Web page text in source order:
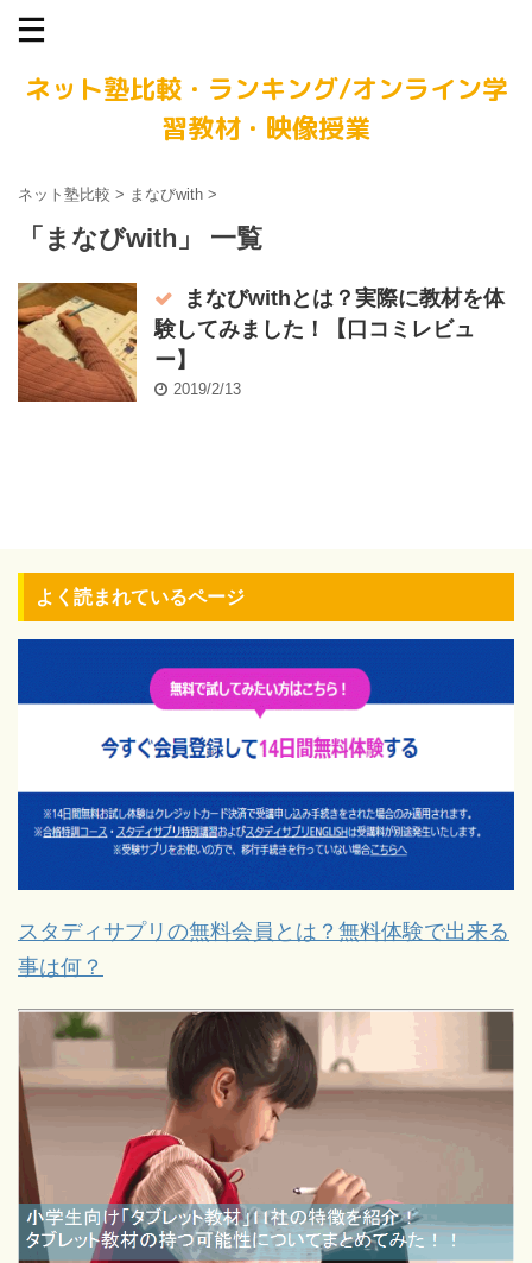
ネット塾比較・ランキング/オンライン学
習教材・映像授業
ネット塾比較 > まなびwith >
「まなびwith」 一覧
まなびwithとは？実際に教材を体
験してみました！【口コミレビュ
ー】
2019/2/13
よく読まれているページ
スタディサプリの無料会員とは？無料体験で出来る
事は何？